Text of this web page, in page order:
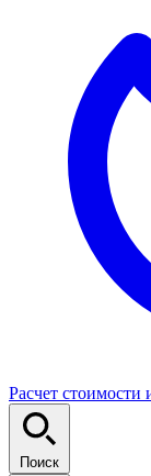
Расчет стоимости
Поиск